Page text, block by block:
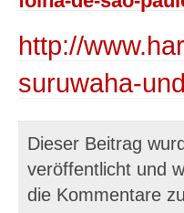
http://
suruwaha-
Dieser Beitrag
veröffentlicht und
die Kommentare